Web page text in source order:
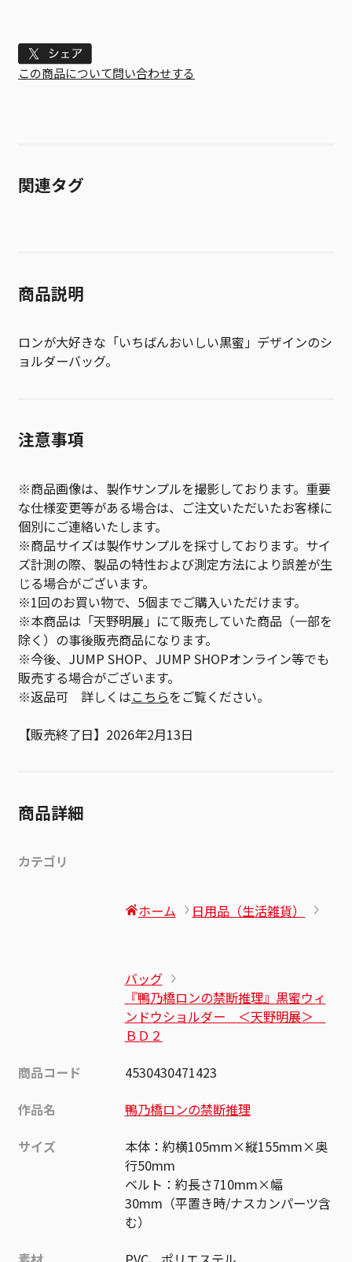
Tweet
この商品について問い合わせする
関連タグ
商品説明
ロンが大好きな「いちばんおいしい黒蜜」デザインのシ
ョルダーバッグ。
注意事項
※商品画像は、製作サンプルを撮影しております。重要
な仕様変更等がある場合は、ご注文いただいたお客様に
個別にご連絡いたします。
※商品サイズは製作サンプルを採寸しております。サイ
ズ計測の際、製品の特性および測定方法により誤差が生
じる場合がございます。
※1回のお買い物で、5個までご購入いただけます。
※本商品は「天野明展」にて販売していた商品（一部を
除く）の事後販売商品になります。
※今後、JUMP SHOP、JUMP SHOPオンライン等でも
販売する場合がございます。
※返品可 詳しくはこちらをご覧ください。
【販売終了日】2026年2月13日
商品詳細
カテゴリ
ホーム 日用品（生活雑貨）
バッグ
『鴨乃橋ロンの禁断推理』黒蜜ウィ
ンドウショルダー ＜天野明展＞
ＢＤ２
商品コード
4530430471423
作品名
鴨乃橋ロンの禁断推理
サイズ
本体：約横105mm×縦155mm×奥
行50mm
ベルト：約長さ710mm×幅
30mm（平置き時/ナスカンパーツ含
む）